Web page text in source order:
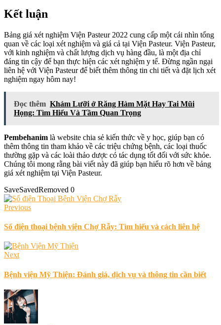
Kết luận
Bảng giá xét nghiệm Viện Pasteur 2022 cung cấp một cái nhìn tổng
quan về các loại xét nghiệm và giá cả tại Viện Pasteur. Viện Pasteur,
với kinh nghiệm và chất lượng dịch vụ hàng đầu, là một địa chỉ
đáng tin cậy để bạn thực hiện các xét nghiệm y tế. Đừng ngần ngại
liên hệ với Viện Pasteur để biết thêm thông tin chi tiết và đặt lịch xét
nghiệm ngay hôm nay!
Đọc thêm Khám Lưỡi ở Răng Hàm Mặt Hay Tai Mũi
Họng: Tìm Hiểu Và Tầm Quan Trọng
Pembehanim là website chia sẻ kiến thức về y học, giúp bạn có
thêm thông tin tham khảo về các triệu chứng bệnh, các loại thuốc
thường gặp và các loài thảo dược có tác dụng tốt đối với sức khỏe.
Chúng tôi mong rằng bài viết này đã giúp bạn hiểu rõ hơn về bảng
giá xét nghiệm tại Viện Pasteur.
SaveSavedRemoved 0
Previous
Số điện thoại bệnh viện Chợ Rẫy: Tìm hiểu và cách liên hệ
Next
Bệnh viện Mỹ Thiện: Đánh giá, dịch vụ và thông tin cần biết